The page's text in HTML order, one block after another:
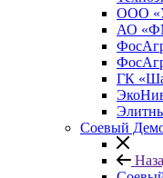
ООО
АО
ГК
Соевый